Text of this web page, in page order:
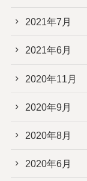
2021年7月
2021年6月
2020年11月
2020年9月
2020年8月
2020年6月